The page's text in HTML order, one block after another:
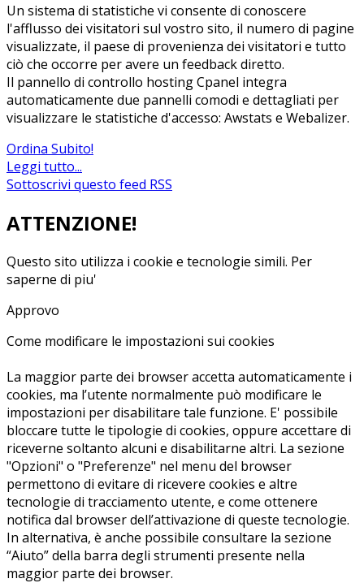
Un sistema di statistiche vi consente di conoscere
l'afflusso dei visitatori sul vostro sito, il numero di pagine
visualizzate, il paese di provenienza dei visitatori e tutto
ciò che occorre per avere un feedback diretto.
Il pannello di controllo hosting Cpanel integra
automaticamente due pannelli comodi e dettagliati per
visualizzare le statistiche d'accesso: Awstats e Webalizer.
Ordina Subito!
Leggi tutto...
Sottoscrivi questo feed RSS
ATTENZIONE!
Questo sito utilizza i cookie e tecnologie simili. Per
saperne di piu'
Approvo
Come modificare le impostazioni sui cookies
La maggior parte dei browser accetta automaticamente i
cookies, ma l’utente normalmente può modificare le
impostazioni per disabilitare tale funzione. E' possibile
bloccare tutte le tipologie di cookies, oppure accettare di
riceverne soltanto alcuni e disabilitarne altri. La sezione
"Opzioni" o "Preferenze" nel menu del browser
permettono di evitare di ricevere cookies e altre
tecnologie di tracciamento utente, e come ottenere
notifica dal browser dell’attivazione di queste tecnologie.
In alternativa, è anche possibile consultare la sezione
“Aiuto” della barra degli strumenti presente nella
maggior parte dei browser.